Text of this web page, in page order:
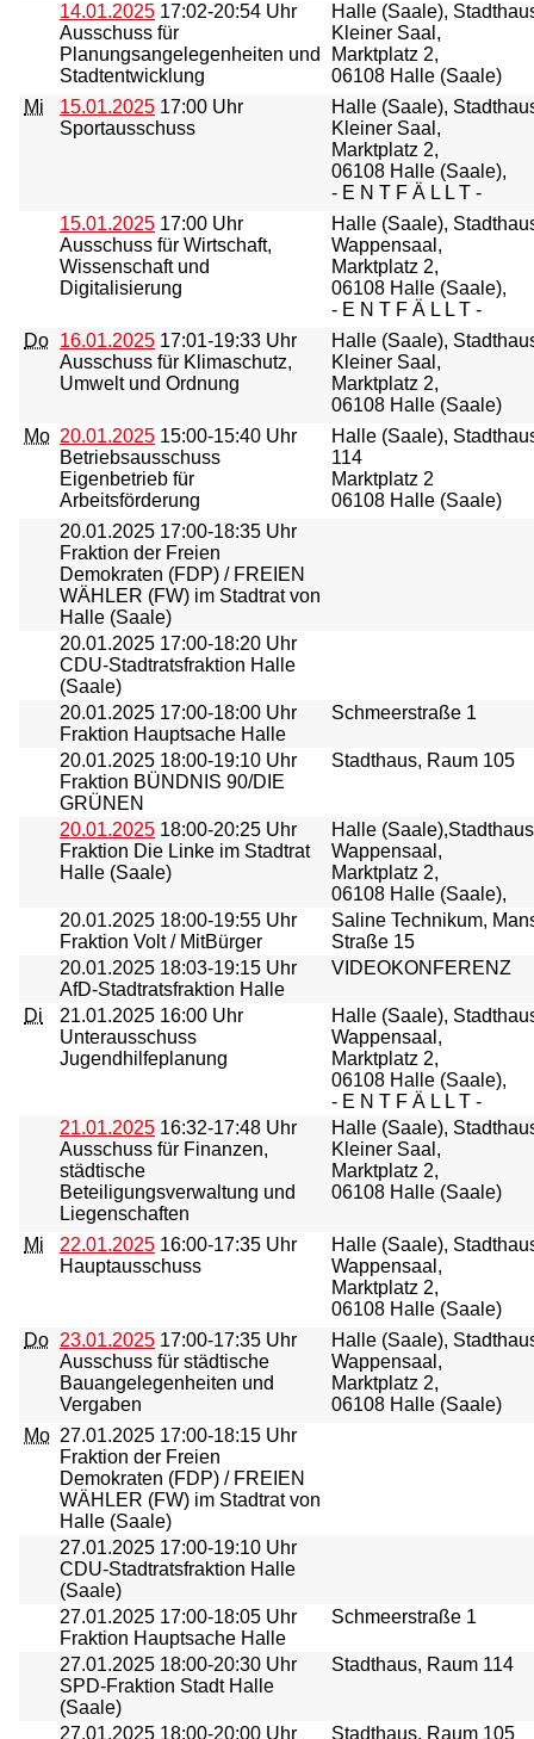
14.01.2025 17:02-20:54 Uhr
Ausschuss für
Planungsangelegenheiten und
Stadtentwicklung
Halle (Saale),
Kleiner Saal,
Marktplatz 2,
06108 Halle (Saale)
Mi
15.01.2025 17:00 Uhr
Sportausschuss
Halle (Saale),
Kleiner Saal,
Marktplatz 2,
06108 Halle (Saale),
- E N T F Ä L L T -
15.01.2025 17:00 Uhr
Ausschuss für Wirtschaft,
Wissenschaft und
Digitalisierung
Halle (Saale),
Wappensaal,
Marktplatz 2,
06108 Halle (Saale),
- E N T F Ä L L T -
Do 16.01.2025 17:01-19:33 Uhr
Ausschuss für Klimaschutz,
Umwelt und Ordnung
Halle (Saale),
Kleiner Saal,
Marktplatz 2,
06108 Halle (Saale)
Mo 20.01.2025 15:00-15:40 Uhr
Betriebsausschuss
Eigenbetrieb für
Arbeitsförderung
Halle (Saale),
114
Marktplatz 2
06108 Halle (Saale)
20.01.2025 17:00-18:35 Uhr
Fraktion der Freien
Demokraten (FDP) / FREIEN
WÄHLER (FW) im Stadtrat von
Halle (Saale)
20.01.2025 17:00-18:20 Uhr
CDU-Stadtratsfraktion Halle
(Saale)
20.01.2025 17:00-18:00 Uhr
Fraktion Hauptsache Halle
Schmeerstraße 1
20.01.2025 18:00-19:10 Uhr
Fraktion BÜNDNIS 90/DIE
GRÜNEN
Stadthaus, Raum 105
20.01.2025 18:00-20:25 Uhr
Fraktion Die Linke im Stadtrat
Halle (Saale)
Halle
Wappensaal,
Marktplatz 2,
06108 Halle (Saale),
20.01.2025 18:00-19:55 Uhr
Fraktion Volt / MitBürger
Saline Technikum,
Straße 15
20.01.2025 18:03-19:15 Uhr
AfD-Stadtratsfraktion Halle
VIDEOKONFERENZ
Di 21.01.2025 16:00 Uhr
Unterausschuss
Jugendhilfeplanung
Halle (Saale),
Wappensaal,
Marktplatz 2,
06108 Halle (Saale),
- E N T F Ä L L T -
21.01.2025 16:32-17:48 Uhr
Ausschuss für Finanzen,
städtische
Beteiligungsverwaltung und
Liegenschaften
Halle (Saale),
Kleiner Saal,
Marktplatz 2,
06108 Halle (Saale)
Mi 22.01.2025 16:00-17:35 Uhr
Hauptausschuss
Halle (Saale),
Wappensaal,
Marktplatz 2,
06108 Halle (Saale)
Do 23.01.2025 17:00-17:35 Uhr
Ausschuss für städtische
Bauangelegenheiten und
Vergaben
Halle (Saale),
Wappensaal,
Marktplatz 2,
06108 Halle (Saale)
Mo 27.01.2025 17:00-18:15 Uhr
Fraktion der Freien
Demokraten (FDP) / FREIEN
WÄHLER (FW) im Stadtrat von
Halle (Saale)
27.01.2025 17:00-19:10 Uhr
CDU-Stadtratsfraktion Halle
(Saale)
27.01.2025 17:00-18:05 Uhr
Fraktion Hauptsache Halle
Schmeerstraße 1
27.01.2025 18:00-20:30 Uhr
SPD-Fraktion Stadt Halle
(Saale)
Stadthaus, Raum 114
27.01.2025 18:00-20:00 Uhr Stadthaus, Raum 105